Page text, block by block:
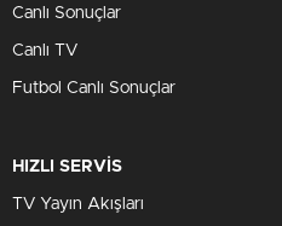
Canlı Sonuçlar
Canlı TV
Futbol Canlı Sonuçlar
HIZLI SERVİS
TV Yayın Akışları